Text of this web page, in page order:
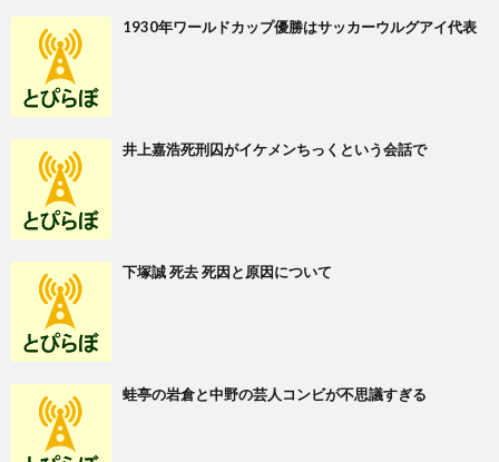
1930年ワールドカップ優勝はサッカーウルグアイ代表
井上嘉浩死刑囚がイケメンちっくという会話で
下塚誠 死去 死因と原因について
蛙亭の岩倉と中野の芸人コンビが不思議すぎる